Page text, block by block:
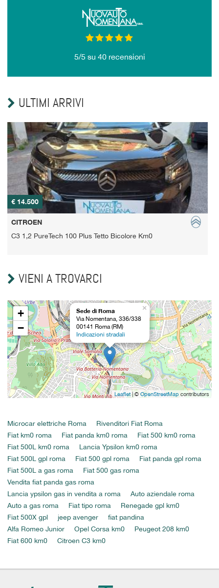
5/5su 40recensioni
ULTIMI ARRIVI
€ 14.500
CITROEN
C3 1,2 PureTech 100 Plus Tetto Bicolore Km0
VIENI A TROVARCI
Sede di Roma
Via Nomentana, 336/338
00141 Roma (RM)
Indicazioni stradali
×
+
−
Leaflet| ©OpenStreetMap contributors
Microcar elettriche Roma
Rivenditori Fiat Roma
Fiat km0 roma
Fiat panda km0 roma
Fiat 500 km0 roma
Fiat 500L km0 roma
Lancia Ypsilon km0 roma
Fiat 500L gpl roma
Fiat 500 gpl roma
Fiat panda gpl roma
Fiat 500L a gas roma
Fiat 500 gas roma
Vendita fiat panda gas roma
Lancia ypsilon gas in vendita a roma
Auto aziendale roma
Auto a gas roma
Fiat tipo roma
Renegade gpl km0
Fiat 500X gpl
jeep avenger
fiat pandina
Alfa Romeo Junior
Opel Corsa km0
Peugeot 208 km0
Fiat 600 km0
Citroen C3 km0